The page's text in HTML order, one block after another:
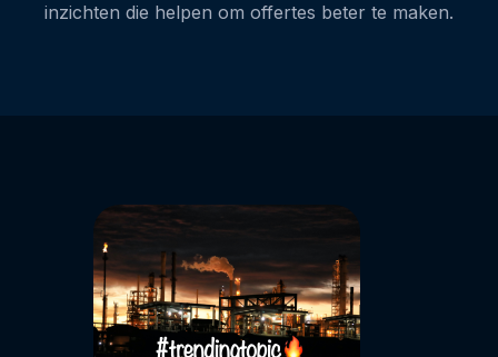
inzichten die helpen om offertes beter te maken.